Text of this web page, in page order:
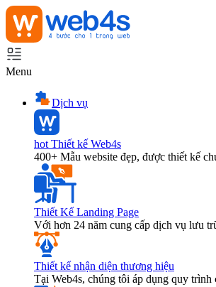
Menu
Dịch vụ
hot Thiết kế Web4s
400+ Mẫu website đẹp, được thiết kế
Thiết Kế Landing Page
Với hơn 24 năm cung cấp dịch vụ lưu
Thiết kế nhận diện thương hiệu
Tại Web4s, chúng tôi áp dụng quy